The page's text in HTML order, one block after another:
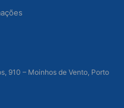
910 – Moinhos de Vento, Porto